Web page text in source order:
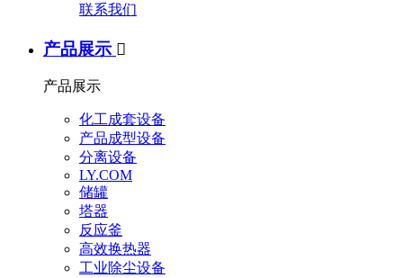
联系我们
产品展示 
产品展示
化工成套设备
产品成型设备
分离设备
LY.COM
储罐
塔器
反应釜
高效换热器
工业除尘设备